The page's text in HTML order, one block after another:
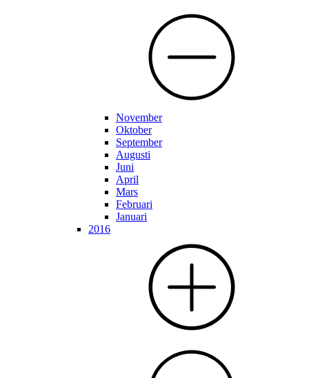
November
Oktober
September
Augusti
Juni
April
Mars
Februari
Januari
2016